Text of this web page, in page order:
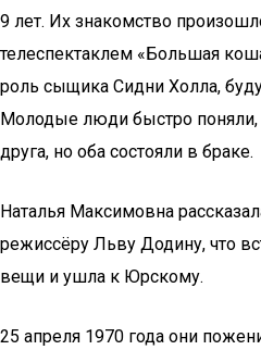
9 лет. Их знакомство
телеспектаклем «Большая
роль сыщика Сидни Холла,
Молодые люди быстро поняли,
друга, но оба состояли в браке.
Наталья Максимовна
режиссёру Льву Додину, что
вещи и ушла к Юрскому.
25 апреля 1970 года они